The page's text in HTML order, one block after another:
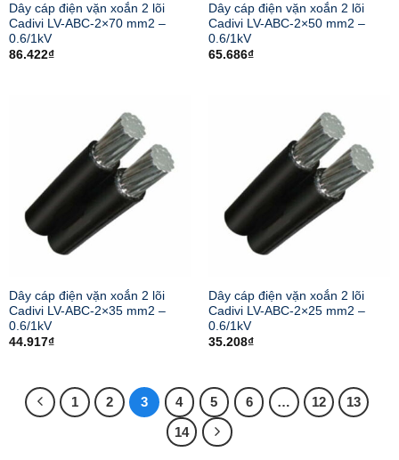
Dây cáp điện vặn xoắn 2 lõi
Cadivi LV-ABC-2×70 mm2 –
0.6/1kV
86.422₫
Dây cáp điện vặn xoắn 2 lõi
Cadivi LV-ABC-2×50 mm2 –
0.6/1kV
65.686₫
Dây cáp điện vặn xoắn 2 lõi
Cadivi LV-ABC-2×35 mm2 –
0.6/1kV
44.917₫
Dây cáp điện vặn xoắn 2 lõi
Cadivi LV-ABC-2×25 mm2 –
0.6/1kV
35.208₫
1 2 3 4 5 6 … 12
13
14